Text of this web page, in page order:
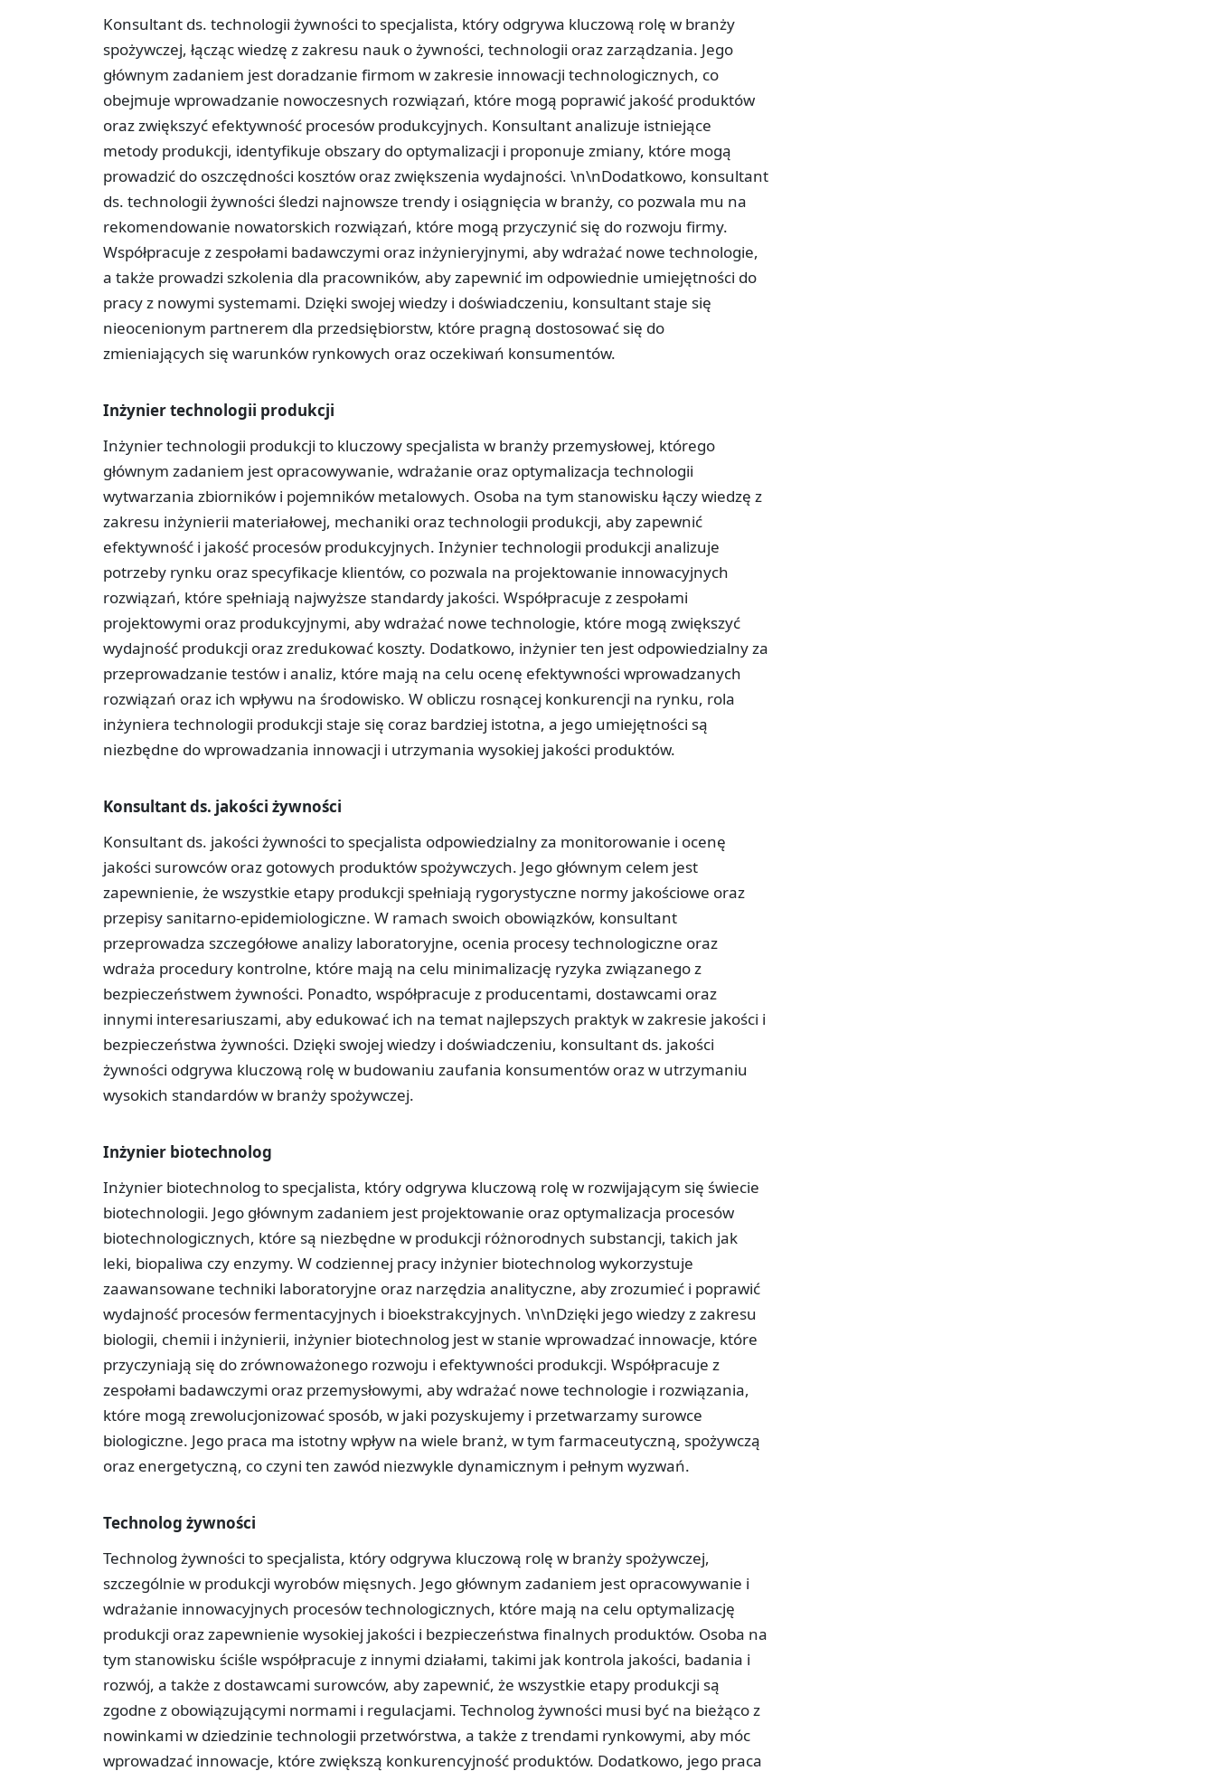
Konsultant ds. technologii żywności to specjalista, który odgrywa kluczową rolę w branży
spożywczej, łącząc wiedzę z zakresu nauk o żywności, technologii oraz zarządzania. Jego
głównym zadaniem jest doradzanie firmom w zakresie innowacji technologicznych, co
obejmuje wprowadzanie nowoczesnych rozwiązań, które mogą poprawić jakość produktów
oraz zwiększyć efektywność procesów produkcyjnych. Konsultant analizuje istniejące
metody produkcji, identyfikuje obszary do optymalizacji i proponuje zmiany, które mogą
prowadzić do oszczędności kosztów oraz zwiększenia wydajności. \n\nDodatkowo, konsultant
ds. technologii żywności śledzi najnowsze trendy i osiągnięcia w branży, co pozwala mu na
rekomendowanie nowatorskich rozwiązań, które mogą przyczynić się do rozwoju firmy.
Współpracuje z zespołami badawczymi oraz inżynieryjnymi, aby wdrażać nowe technologie,
a także prowadzi szkolenia dla pracowników, aby zapewnić im odpowiednie umiejętności do
pracy z nowymi systemami. Dzięki swojej wiedzy i doświadczeniu, konsultant staje się
nieocenionym partnerem dla przedsiębiorstw, które pragną dostosować się do
zmieniających się warunków rynkowych oraz oczekiwań konsumentów.
Inżynier technologii produkcji
Inżynier technologii produkcji to kluczowy specjalista w branży przemysłowej, którego
głównym zadaniem jest opracowywanie, wdrażanie oraz optymalizacja technologii
wytwarzania zbiorników i pojemników metalowych. Osoba na tym stanowisku łączy wiedzę z
zakresu inżynierii materiałowej, mechaniki oraz technologii produkcji, aby zapewnić
efektywność i jakość procesów produkcyjnych. Inżynier technologii produkcji analizuje
potrzeby rynku oraz specyfikacje klientów, co pozwala na projektowanie innowacyjnych
rozwiązań, które spełniają najwyższe standardy jakości. Współpracuje z zespołami
projektowymi oraz produkcyjnymi, aby wdrażać nowe technologie, które mogą zwiększyć
wydajność produkcji oraz zredukować koszty. Dodatkowo, inżynier ten jest odpowiedzialny za
przeprowadzanie testów i analiz, które mają na celu ocenę efektywności wprowadzanych
rozwiązań oraz ich wpływu na środowisko. W obliczu rosnącej konkurencji na rynku, rola
inżyniera technologii produkcji staje się coraz bardziej istotna, a jego umiejętności są
niezbędne do wprowadzania innowacji i utrzymania wysokiej jakości produktów.
Konsultant ds. jakości żywności
Konsultant ds. jakości żywności to specjalista odpowiedzialny za monitorowanie i ocenę
jakości surowców oraz gotowych produktów spożywczych. Jego głównym celem jest
zapewnienie, że wszystkie etapy produkcji spełniają rygorystyczne normy jakościowe oraz
przepisy sanitarno-epidemiologiczne. W ramach swoich obowiązków, konsultant
przeprowadza szczegółowe analizy laboratoryjne, ocenia procesy technologiczne oraz
wdraża procedury kontrolne, które mają na celu minimalizację ryzyka związanego z
bezpieczeństwem żywności. Ponadto, współpracuje z producentami, dostawcami oraz
innymi interesariuszami, aby edukować ich na temat najlepszych praktyk w zakresie jakości i
bezpieczeństwa żywności. Dzięki swojej wiedzy i doświadczeniu, konsultant ds. jakości
żywności odgrywa kluczową rolę w budowaniu zaufania konsumentów oraz w utrzymaniu
wysokich standardów w branży spożywczej.
Inżynier biotechnolog
Inżynier biotechnolog to specjalista, który odgrywa kluczową rolę w rozwijającym się świecie
biotechnologii. Jego głównym zadaniem jest projektowanie oraz optymalizacja procesów
biotechnologicznych, które są niezbędne w produkcji różnorodnych substancji, takich jak
leki, biopaliwa czy enzymy. W codziennej pracy inżynier biotechnolog wykorzystuje
zaawansowane techniki laboratoryjne oraz narzędzia analityczne, aby zrozumieć i poprawić
wydajność procesów fermentacyjnych i bioekstrakcyjnych. \n\nDzięki jego wiedzy z zakresu
biologii, chemii i inżynierii, inżynier biotechnolog jest w stanie wprowadzać innowacje, które
przyczyniają się do zrównoważonego rozwoju i efektywności produkcji. Współpracuje z
zespołami badawczymi oraz przemysłowymi, aby wdrażać nowe technologie i rozwiązania,
które mogą zrewolucjonizować sposób, w jaki pozyskujemy i przetwarzamy surowce
biologiczne. Jego praca ma istotny wpływ na wiele branż, w tym farmaceutyczną, spożywczą
oraz energetyczną, co czyni ten zawód niezwykle dynamicznym i pełnym wyzwań.
Technolog żywności
Technolog żywności to specjalista, który odgrywa kluczową rolę w branży spożywczej,
szczególnie w produkcji wyrobów mięsnych. Jego głównym zadaniem jest opracowywanie i
wdrażanie innowacyjnych procesów technologicznych, które mają na celu optymalizację
produkcji oraz zapewnienie wysokiej jakości i bezpieczeństwa finalnych produktów. Osoba na
tym stanowisku ściśle współpracuje z innymi działami, takimi jak kontrola jakości, badania i
rozwój, a także z dostawcami surowców, aby zapewnić, że wszystkie etapy produkcji są
zgodne z obowiązującymi normami i regulacjami. Technolog żywności musi być na bieżąco z
nowinkami w dziedzinie technologii przetwórstwa, a także z trendami rynkowymi, aby móc
wprowadzać innowacje, które zwiększą konkurencyjność produktów. Dodatkowo, jego praca